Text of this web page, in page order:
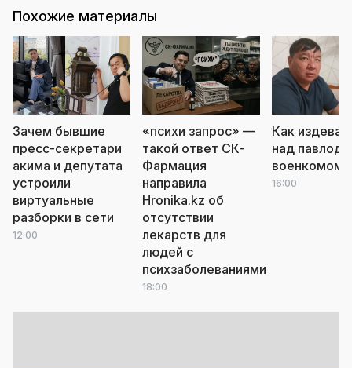
Похожие материалы
Зачем бывшие
пресс-секретари
акима и депутата
устроили
виртуальные
разборки в сети
12:00
«психи запрос» —
такой ответ СК-
Фармация
направила
Hronika.kz об
отсутствии
лекарств для
людей с
психзаболеваниями
18:00
Как
над
военкомом
16:00